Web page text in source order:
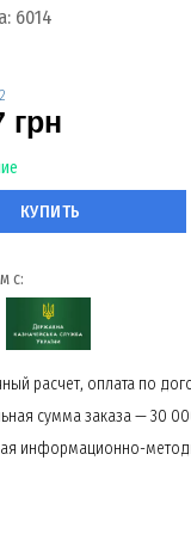
6014
2
грн
КУПИТЬ
с:
расчет, оплата по
сумма заказа — 30
информационно-